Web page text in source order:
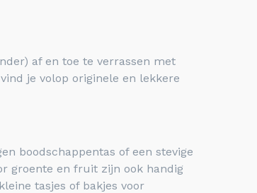
af en toe te verrassen met
je volop originele en lekkere
boodschappentas of een stevige
groente en fruit zijn ook handig
tasjes of bakjes voor